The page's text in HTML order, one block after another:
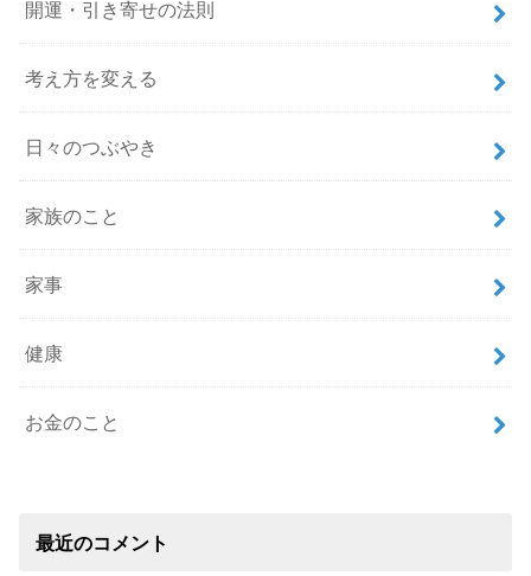
開運・引き寄せの法則
考え方を変える
日々のつぶやき
家族のこと
家事
健康
お金のこと
最近のコメント